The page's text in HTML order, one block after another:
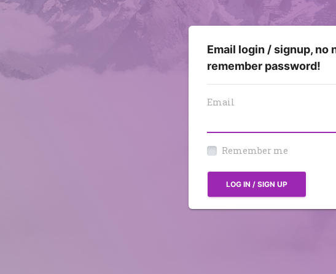
Email login / signup, no
remember password!
Email
Remember me
LOG IN / SIGN UP